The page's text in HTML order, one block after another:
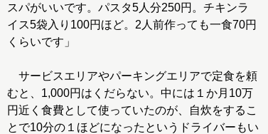
スパがいいです。パスタ5人分250円。チキンラ
イス5袋入り100円ほど。2人前作っても一食70円
くらいです」
サービスエリアやパーキングエリアで定食を頼
むと、1,000円はくだらない。中には１か月10万
円近く食費として使っていたのが、自炊をするこ
とで10分の１ほどになったというドライバーもい